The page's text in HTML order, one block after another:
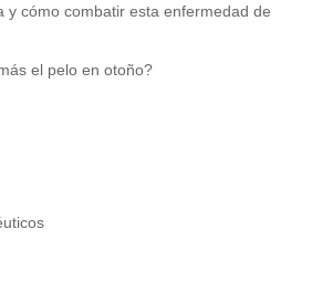
y cómo combatir esta enfermedad de
el pelo en otoño?